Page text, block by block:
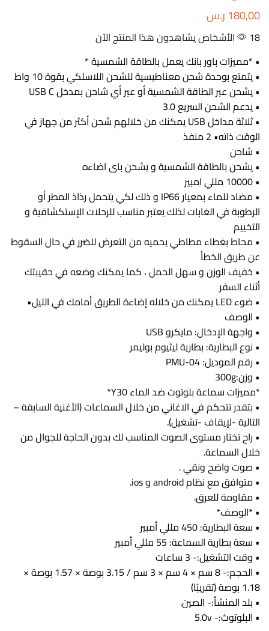
180,00 ر.س
18 الأشخاص يشاهدون هذا المنتج الآن
• *مميزات باور بانك يعمل بالطاقة الشمسية *
• يتمتع بوحدة شحن معناطيسية للشحن اللاسلكي بقوة 10 واط
• يشحن عبر الطاقة الشمسية أو عبر أي شاحن بمدخل USB C
• يدعم الشحن السريع 3.0
• ثلاثة مداخل USB يمكنك من خلالهم شحن أكثر من جهاز في
الوقت ذاته• 2 منفذ
• شاحن
• يشحن بالطاقة الشمسية و يشحن باى اضاءه
• 10000 مللي امبير
• مضاد للماء بمعيار IP66 و ذلك لكي يتحمل رذاذ المطر أو
الرطوبة في الغابات لذلك يعتبر مناسب للرحلات الإستكشافية و
التخييم
• محاط بغطاء مطاطي يحميه من التعرض للضرر في حال السقوط
عن طريق الخطأ
• خفيف الوزن و سهل الحمل ، كما يمكنك وضعه في حقيبتك
أثناء السفر
• ضوء LED يمكنك من خلاله إضاءة الطريق أمامك في الليل•
• الوصف
• واجهة الإدخال: مايكرو USB
• نوع البطارية: بطارية ليثيوم بوليمر
• رقم الموديل: PMU-04
• وزن:300g
*مميزات سماعة بلوتوث ضد الماء Y30*
• بتقدر تتحكم في الاغاني من خلال السماعات (الأغنية السابقة –
التالية -لإيقاف -تشغيل).
• راح تختار مستوى الصوت المناسب لك بدون الحاجة للجوال من
خلال السماعة.
• صوت واضح ونقي .
• متوافق مع نظام android و ios.
• مقاومة للعرق.
• *الوصف*
• سعة البطارية: 450 مللي أمبير
• سعة بطارية السماعة: 55 مللي أمبير
• وقت التشغيل:- 3 ساعات
• الحجم:- 8 سم × 4 سم × 3 سم / 3.15 بوصة × 1.57 بوصة ×
1.18 بوصة (تقريبًا)
• بلد المنشأ:- الصين.
• البلوتوث:- 5.0v